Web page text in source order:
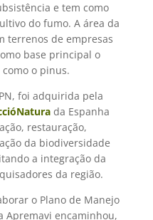
e tem como
do fumo. A área da
terrenos de empresas
base principal o
o pinus.
foi adquirida pela
da Espanha
restauração,
da biodiversidade
a integração da
da região.
o Plano de Manejo
Apremavi encaminhou,